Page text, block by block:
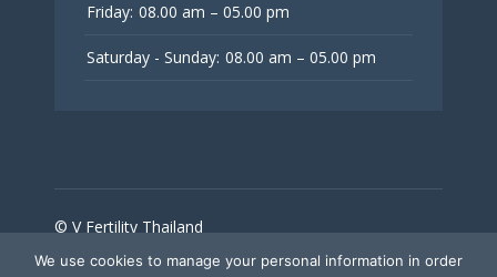
Friday: 08.00 am – 05.00 pm
Saturday - Sunday: 08.00 am – 05.00 pm
© V Fertility Thailand
We use cookies to manage your personal information in order